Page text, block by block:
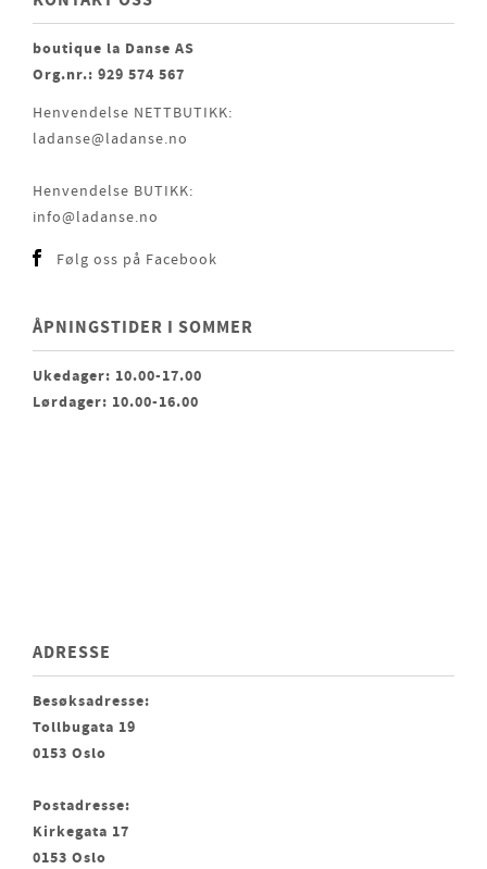
boutique la Danse AS
Org.nr.: 929 574 567
Henvendelse NETTBUTIKK:
ladanse@ladanse.no
Henvendelse BUTIKK:
info@ladanse.no
Følg oss på Facebook
ÅPNINGSTIDER I SOMMER
Ukedager: 10.00-17.00
Lørdager: 10.00-16.00
ADRESSE
Besøksadresse:
Tollbugata 19
0153 Oslo
Postadresse:
Kirkegata 17
0153 Oslo